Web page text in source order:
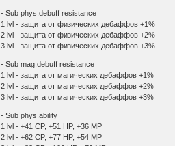
- Sub phys.debuff resistance
1 lvl - защита от физических дебаффов +1%
2 lvl - защита от физических дебаффов +2%
3 lvl - защита от физических дебаффов +3%
- Sub mag.debuff resistance
1 lvl - защита от магических дебаффов +1%
2 lvl - защита от магических дебаффов +2%
3 lvl - защита от магических дебаффов +3%
- Sub phys.ability
1 lvl - +41 CP, +51 HP, +36 MP
2 lvl - +62 CP, +77 HP, +54 MP